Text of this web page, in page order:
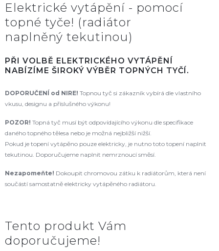
Elektrické vytápění - pomocí
topné tyče! (radiátor
naplněný tekutinou)
PŘI VOLBĚ ELEKTRICKÉHO VYTÁPĚNÍ
NABÍZÍME ŠIROKÝ VÝBĚR TOPNÝCH TYČÍ.
DOPORUČENÍ od NIRE! Topnou tyč si zákazník vybírá dle vlastního
vkusu, designu a příslušného výkonu!
POZOR! Topná tyč musí být odpovídajícího výkonu dle specifikace
daného topného tělesa nebo je možná nejbližší nižší.
Pokud je topení vytápěno pouze elektricky, je nutno toto topení naplnit
tekutinou. Doporučujeme naplnit nemrznoucí směsí.
Nezapomeňte! Dokoupit chromovou zátku k radiátorům, která není
součástí samostatně elektricky vytápěného radiátoru.
Tento produkt Vám
doporučujeme!